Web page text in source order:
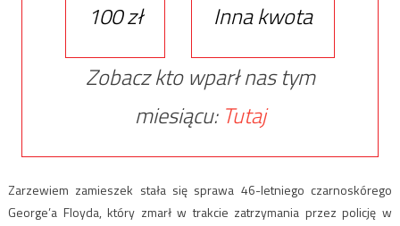
100 zł
Inna kwota
Zobacz kto wparł nas tym
miesiącu: Tutaj
Zarzewiem zamieszek stała się sprawa 46-letniego czarnoskórego
George’a Floyda, który zmarł w trakcie zatrzymania przez policję w